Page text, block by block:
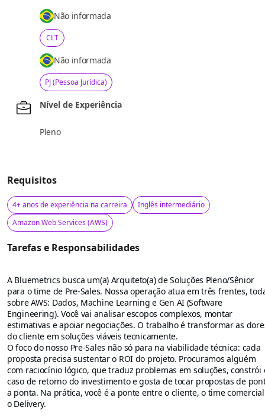
Não informada
CLT
Não informada
PJ (Pessoa Jurídica)
Nível de Experiência
Pleno
Requisitos
4+ anos de experiência na carreira
Inglês intermediário
Amazon Web Services (AWS)
Tarefas e Responsabilidades
A Bluemetrics busca um(a) Arquiteto(a) de Soluções Pleno/Sênior
para o time de Pre-Sales. Nossa operação atua em três frentes,
sobre AWS: Dados, Machine Learning e Gen AI (Software
Engineering). Você vai analisar escopos complexos, montar
estimativas e apoiar negociações. O trabalho é transformar as
do cliente em soluções viáveis tecnicamente.
O foco do nosso Pre-Sales não só para na viabilidade técnica: cada
proposta precisa sustentar o ROI do projeto. Procuramos alguém
com raciocínio lógico, que traduz problemas em soluções, constrói
caso de retorno do investimento e gosta de tocar propostas de
a ponta. Na prática, você é a ponte entre o cliente, o time
o Delivery.